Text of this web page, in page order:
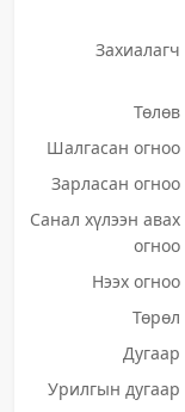
Захиалагч
Төлөв
Шалгасан огноо
Зарласан огноо
Санал хүлээн авах
огноо
Нээх огноо
Төрөл
Дугаар
Урилгын дугаар